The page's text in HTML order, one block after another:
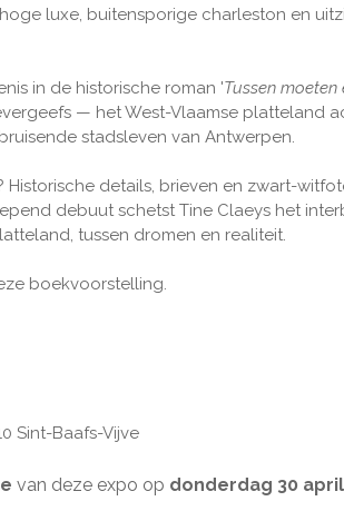
luxe, buitensporige charleston en
in de historische roman 'Tussen moeten
— het West-Vlaamse platteland
stadsleven van Antwerpen.
Historische details, brieven en zwart-
debuut schetst Tine Claeys het
tussen dromen en realiteit.
boekvoorstelling.
Sint-Baafs-Vijve
van deze expo op donderdag 30 april